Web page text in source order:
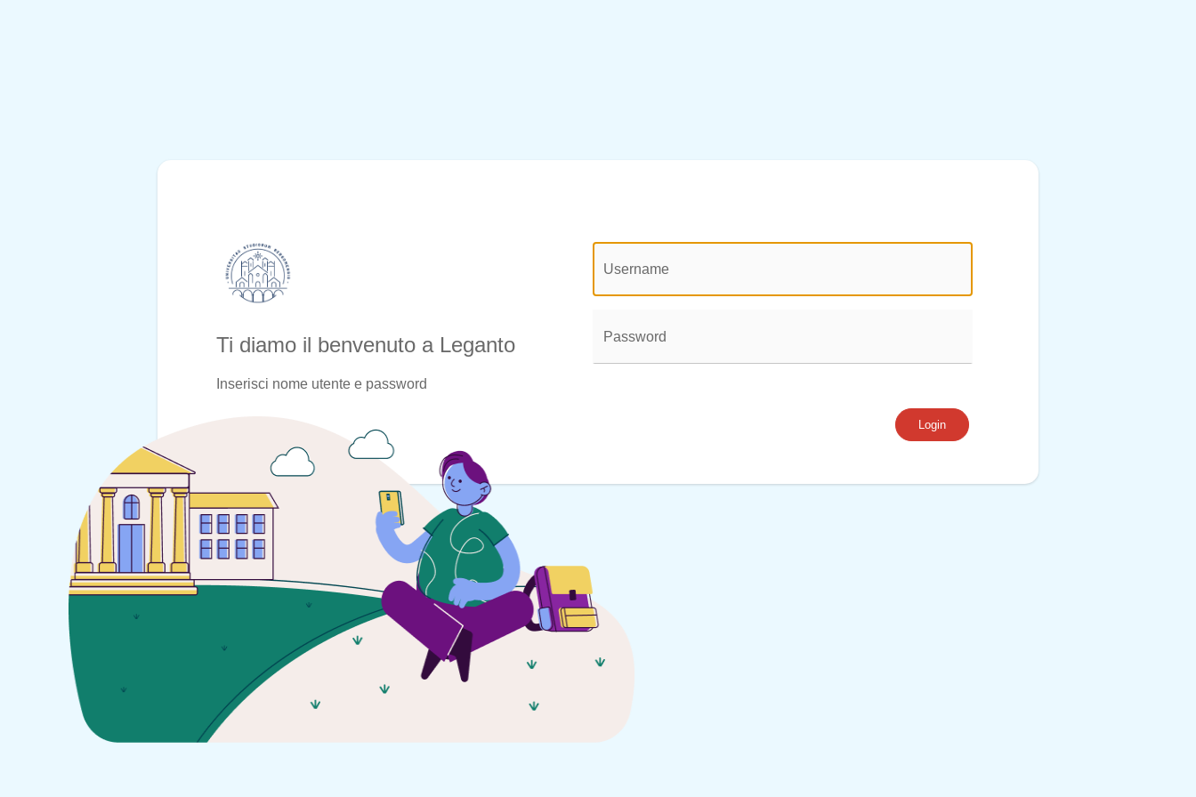
Ti diamo il benvenuto a Leganto
Inserisci nome utente e password
@login.legend@
User
Name: